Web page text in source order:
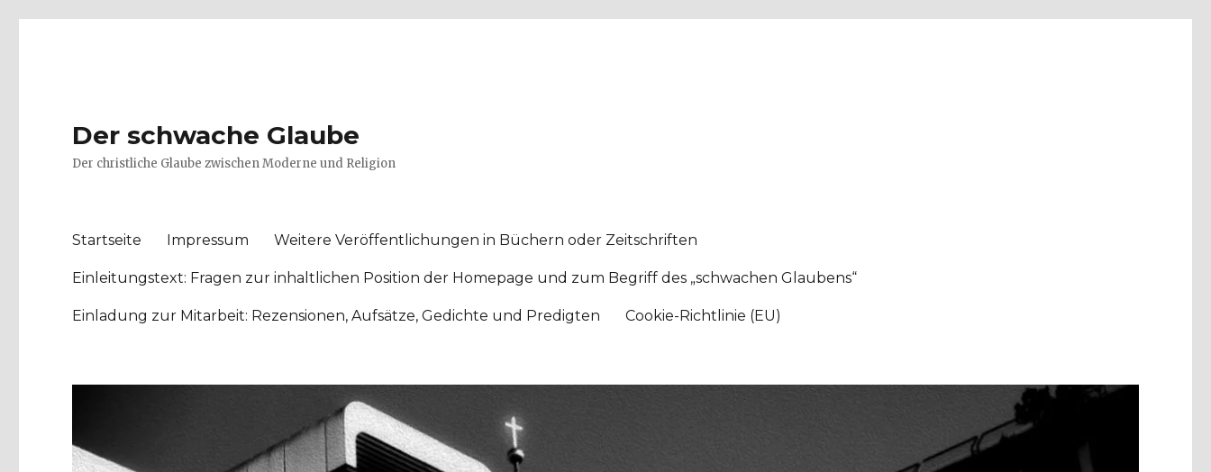
Der schwache Glaube
Der christliche Glaube zwischen Moderne und Religion
Startseite Impressum Weitere Veröffentlichungen in Büchern oder Zeitschriften
Einleitungstext: Fragen zur inhaltlichen Position der Homepage und zum Begriff des „schwachen Glaubens“
Einladung zur Mitarbeit: Rezensionen, Aufsätze, Gedichte und Predigten Cookie-Richtlinie (EU)